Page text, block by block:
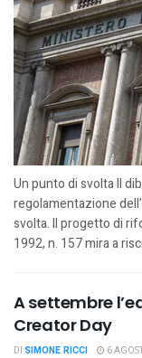
Un punto di svolta Il
regolamentazione
svolta. Il progetto di
1992, n. 157 mira a
A settembre
Creator Day
DI SIMONE RICCI 6